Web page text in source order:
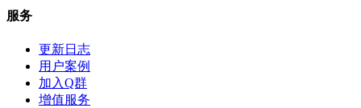
服务
更新日志
用户案例
加入Q群
增值服务